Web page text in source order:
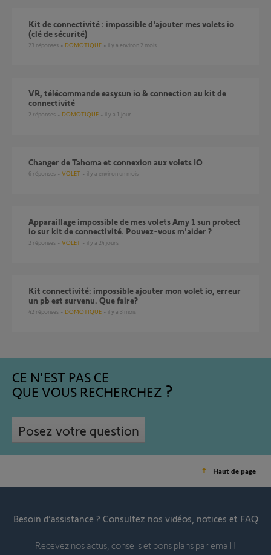
Kit de connectivité : impossible d'ajouter mes volets io
(clé de sécurité)
23 réponses DOMOTIQUE il y a environ 2 mois
VR, télécommande easysun io & connection au kit de
connectivité
2 réponses DOMOTIQUE il y a 1 jour
Changer de Tahoma et connexion aux volets IO
6 réponses VOLET il y a environ un mois
Apparaillage impossible de mes volets Amy 1 sun protect
io sur kit de connectivité. Pouvez-vous m'aider ?
2 réponses VOLET il y a 24 jours
Kit connectivité: impossible ajouter mon volet io, erreur
un pb est survenu. Que faire?
42 réponses DOMOTIQUE il y a 3 mois
CE N'EST PAS CE
QUE VOUS RECHERCHEZ
Posez votre question
Haut de page
Besoin d’assistance ? Consultez nos vidéos, notices et FAQ
Recevez nos actus, conseils et bons plans par email !